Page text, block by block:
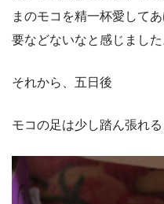
まのモコを精一杯愛して
要などないなと感じました
それから、五日後
モコの足は少し踏ん張れ